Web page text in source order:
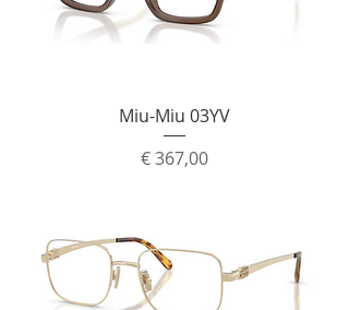
Miu-Miu 03YV
Prijs
€ 367,00